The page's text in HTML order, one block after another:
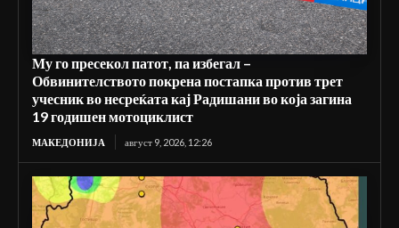
Му го пресекол патот, па избегал –
Обвинителството покрена постапка против трет
учесник во несреќата кај Радишани во која загина
19 годишен мотоциклист
МАКЕДОНИЈА август 9, 2026, 12:26